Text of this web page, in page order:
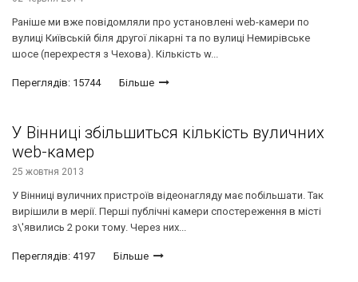
Раніше ми вже повідомляли про установлені web-камери по
вулиці Київській біля другої лікарні та по вулиці Немирівське
шосе (перехрестя з Чехова). Кількість w...
Переглядів: 15744 Більше
У Вінниці збільшиться кількість вуличних
web-камер
25 жовтня 2013
У Вінниці вуличних пристроїв відеонагляду має побільшати. Так
вирішили в мерії. Перші публічні камери спостереження в місті
з\'явились 2 роки тому. Через них...
Переглядів: 4197 Більше